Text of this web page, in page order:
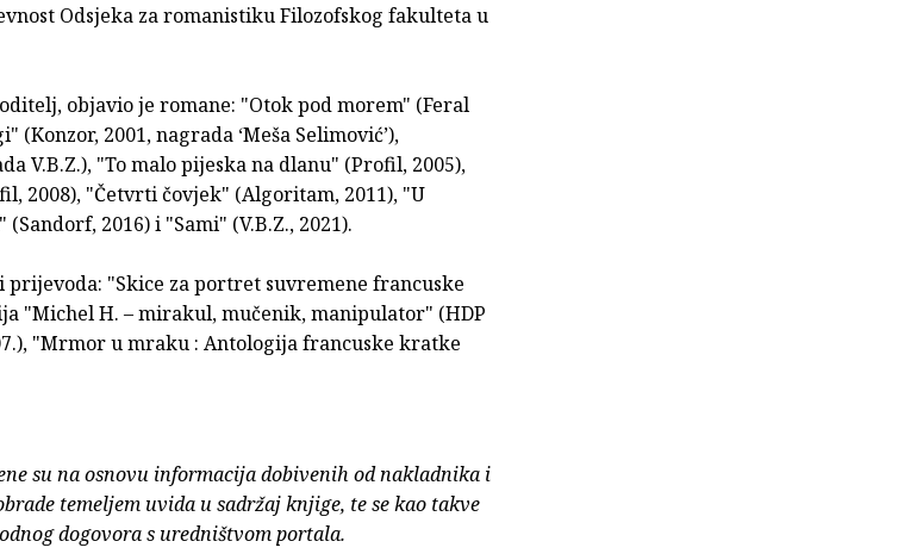
Odsjeka za romanistiku Filozofskog fakulteta u
objavio je romane: "Otok pod morem" (Feral
2001, nagrada ‘Meša Selimović’),
V.B.Z.), "To malo pijeska na dlanu" (Profil, 2005),
2008), "Četvrti čovjek" (Algoritam, 2011), "U
2016) i "Sami" (V.B.Z., 2021).
prijevoda: "Skice za portret suvremene francuske
"Michel H. – mirakul, mučenik, manipulator" (HDP
"Mrmor u mraku : Antologija francuske kratke
su na osnovu informacija dobivenih od nakladnika i
temeljem uvida u sadržaj knjige, te se kao takve
dogovora s uredništvom portala.